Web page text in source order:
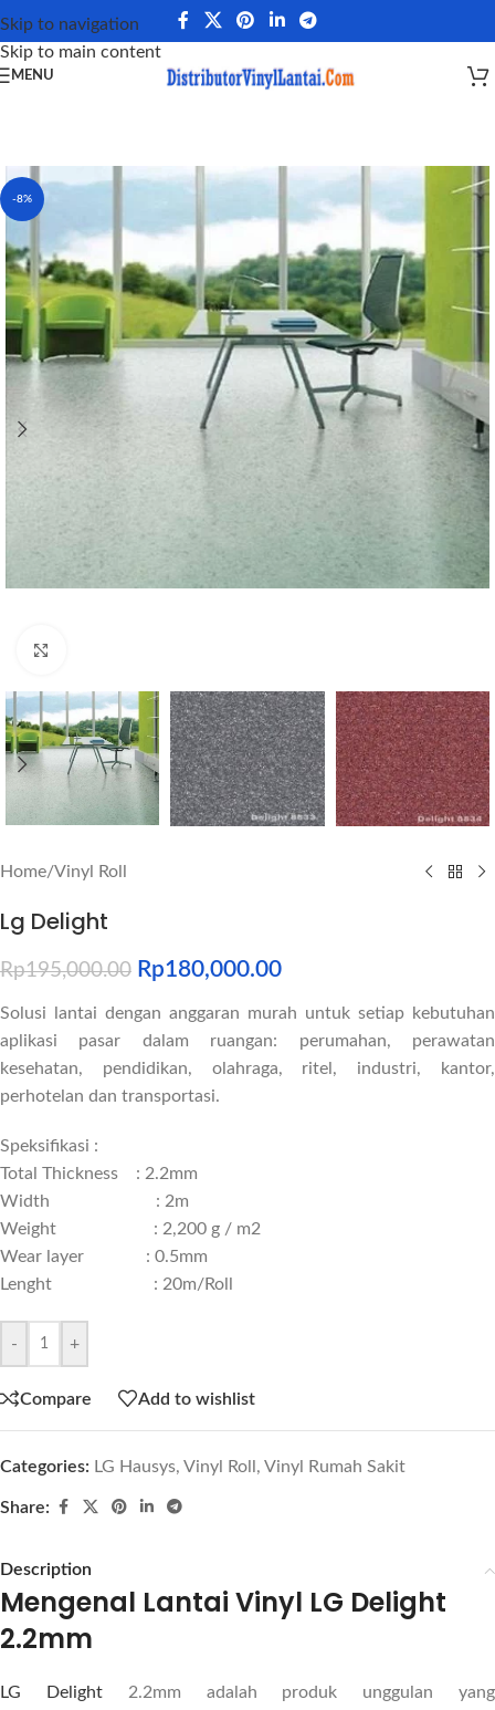
Skip to navigation
Skip to main content
MENU
-8%
Home/Vinyl Roll
Lg Delight
Rp195,000.00 Rp180,000.00
Solusi lantai dengan anggaran murah untuk setiap kebutuhan
aplikasi pasar dalam ruangan: perumahan, perawatan
kesehatan, pendidikan, olahraga, ritel, industri, kantor,
perhotelan dan transportasi.
Speksifikasi :
Total Thickness : 2.2mm
Width : 2m
Weight : 2,200 g / m2
Wear layer : 0.5mm
Lenght : 20m/Roll
- +
Compare Add to wishlist
Categories: LG Hausys, Vinyl Roll , Vinyl Rumah Sakit
Share:
Description
Mengenal Lantai Vinyl LG Delight
2.2mm
LG Delight2.2mm adalah produk unggulan yang